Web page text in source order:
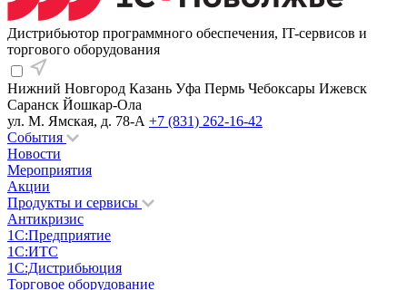
Дистрибьютор программного обеспечения, IT-сервисов и
торгового оборудования
Нижний Новгород Казань Уфа Пермь Чебоксары Ижевск
Саранск Йошкар-Ола
ул. М. Ямская, д. 78-А +7 (831) 262-16-42
События
Новости
Мероприятия
Акции
Продукты и сервисы
Антикризис
1С:Предприятие
1С:ИТС
1С:Дистрибьюция
Торговое оборудование